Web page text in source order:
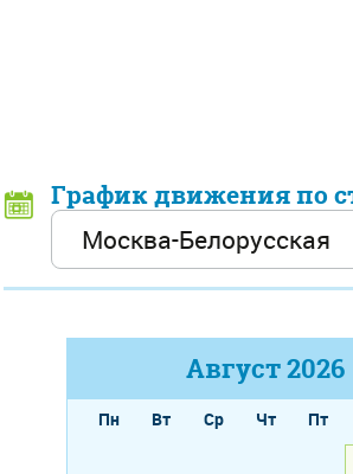
График движения по
Август2026
Пн Вт Ср Чт Пт